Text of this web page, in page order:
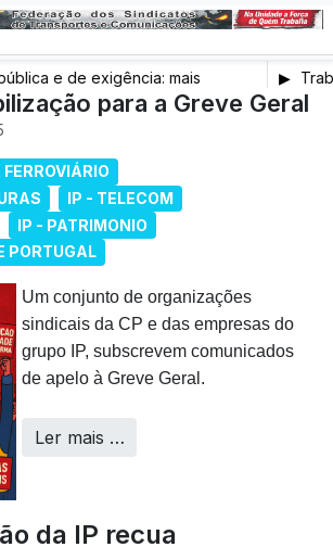
e de exigência: mais
de trabalho e mais SNSpara a Greve Geral
IP - TELECOM
IP - PATRIMONIO
PORTUGAL
Um conjunto de organizações
sindicais da CP e das empresas do
grupo IP, subscrevem comunicados
de apelo à Greve Geral.
Ler mais …
da IP recua